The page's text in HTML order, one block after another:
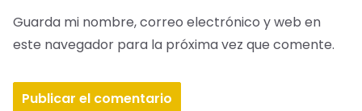
Guarda mi nombre, correo electrónico y web en
este navegador para la próxima vez que comente.